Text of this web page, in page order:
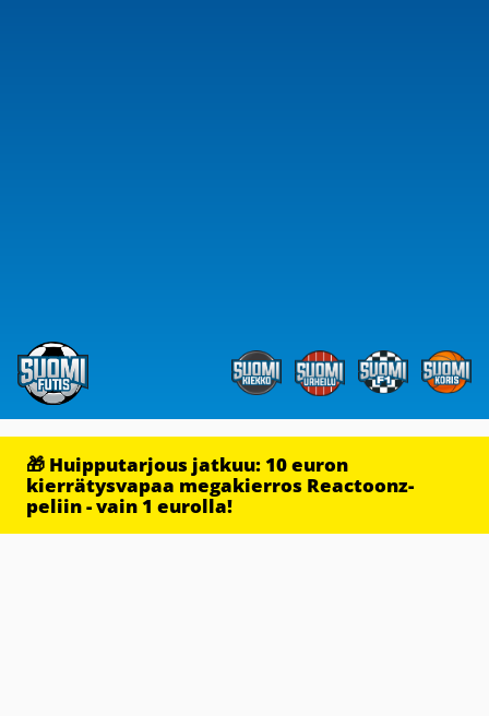
🎁 Huipputarjous jatkuu: 10 euron
kierrätysvapaa megakierros Reactoonz-
peliin - vain 1 eurolla!